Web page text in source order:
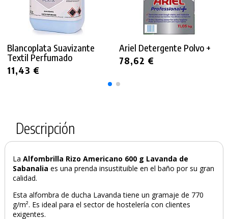
Blancoplata Suavizante
Textil Perfumado
11,43 €
Ariel Detergente Polvo +
78,62 €
Descripción
LaAlfombrilla Rizo Americano 600 g Lavanda de
Sabanalia es una prenda insustituible en el baño por su gran
calidad.
Esta alfombra de ducha Lavanda tiene un gramaje de 770
g/m². Es ideal para el sector de hostelería con clientes
exigentes.